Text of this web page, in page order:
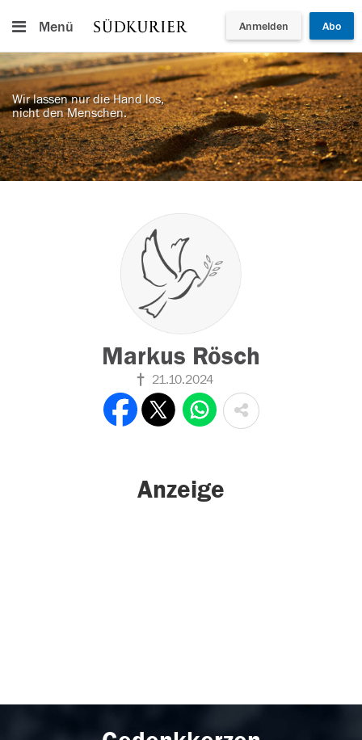
Menü Anmelden Abo
Wir lassen nur die Hand los,
nicht den Menschen.
Markus Rösch
21.10.2024
Anzeige